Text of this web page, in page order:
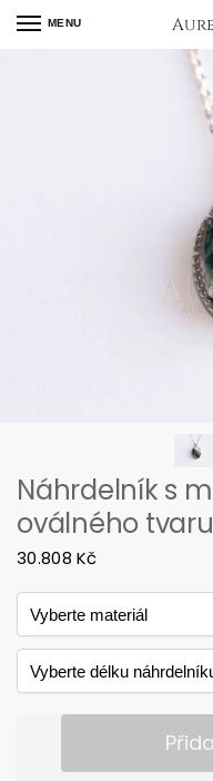
MENU
Náhrdelník s
oválného tvaru
30.808Kč